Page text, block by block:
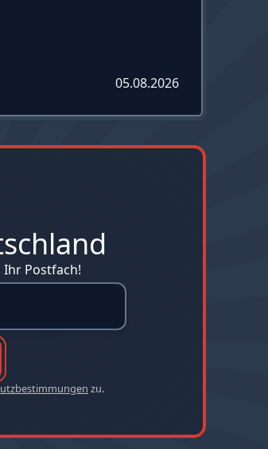
05.08.2026
Ihr Postfach!
zu.